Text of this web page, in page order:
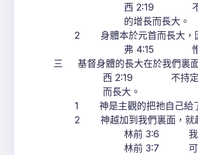
西 2:19 不持定
的增長而長大。
2 身體本於元首而長大，
弗 4:15 惟在愛
三 基督身體的長大在於我們裏
西 2:19 不持定元首
而長大。
1 神是主觀的把祂自己給了
2 神越加到我們裏面，就越
林前 3:6 我栽
林前 3:7 可見栽